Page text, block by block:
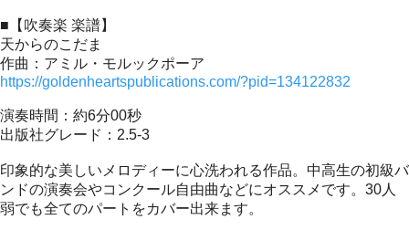
■【吹奏楽 楽譜】
天からのこだま
作曲：アミル・モルックポーア
https://goldenheartspublications.com/?pid=134122832
演奏時間：約6分00秒
出版社グレード：2.5-3
印象的な美しいメロディーに心洗われる作品。中高生の初級バ
ンドの演奏会やコンクール自由曲などにオススメです。30人
弱でも全てのパートをカバー出来ます。